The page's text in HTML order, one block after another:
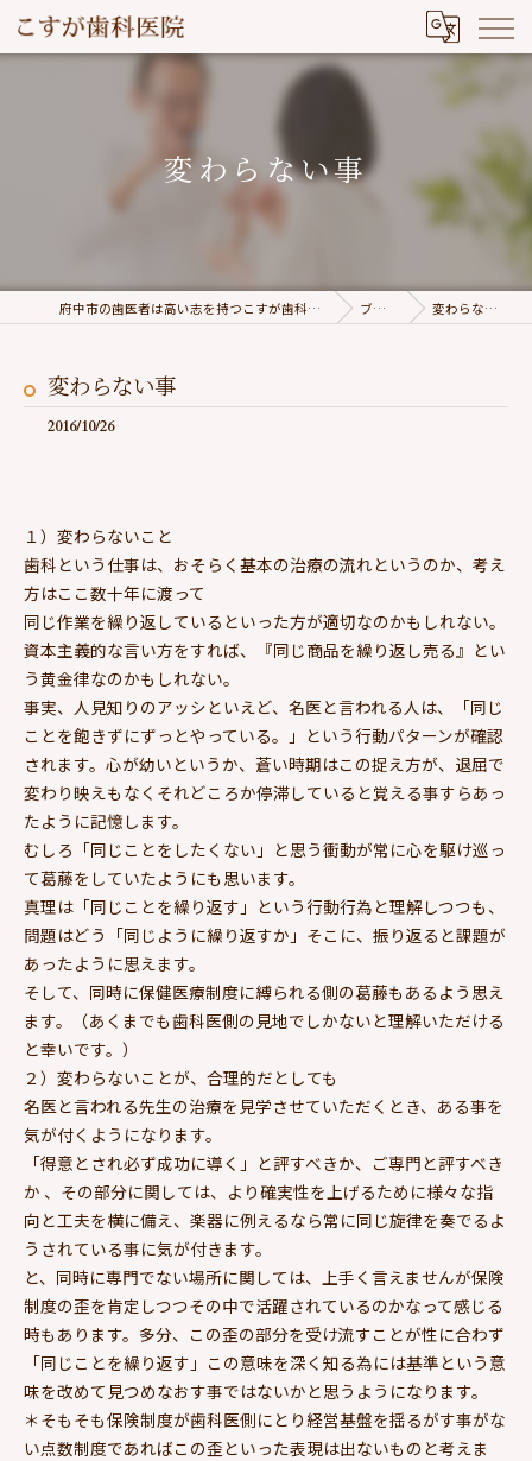
変わらない事
府中市の歯医者は高い志を持つこすが歯科医院 ブログ 変わらない事
変わらない事
2016/10/26
１）変わらないこと
歯科という仕事は、おそらく基本の治療の流れというのか、考え
方はここ数十年に渡って
同じ作業を繰り返しているといった方が適切なのかもしれない。
資本主義的な言い方をすれば、『同じ商品を繰り返し売る』とい
う黄金律なのかもしれない。
事実、人見知りのアッシといえど、名医と言われる人は、「同じ
ことを飽きずにずっとやっている。」という行動パターンが確認
されます。心が幼いというか、蒼い時期はこの捉え方が、退屈で
変わり映えもなくそれどころか停滞していると覚える事すらあっ
たように記憶します。
むしろ「同じことをしたくない」と思う衝動が常に心を駆け巡っ
て葛藤をしていたようにも思います。
真理は「同じことを繰り返す」という行動行為と理解しつつも、
問題はどう「同じように繰り返すか」そこに、振り返ると課題が
あったように思えます。
そして、同時に保健医療制度に縛られる側の葛藤もあるよう思え
ます。（あくまでも歯科医側の見地でしかないと理解いただける
と幸いです。）
２）変わらないことが、合理的だとしても
名医と言われる先生の治療を見学させていただくとき、ある事を
気が付くようになります。
「得意とされ必ず成功に導く」と評すべきか、ご専門と評すべき
か 、その部分に関しては、より確実性を上げるために様々な指
向と工夫を横に備え、楽器に例えるなら常に同じ旋律を奏でるよ
うされている事に気が付きます。
と、同時に専門でない場所に関しては、上手く言えませんが保険
制度の歪を肯定しつつその中で活躍されているのかなって感じる
時もあります。多分、この歪の部分を受け流すことが性に合わず
「同じことを繰り返す」この意味を深く知る為には基準という意
味を改めて見つめなおす事ではないかと思うようになります。
＊そもそも保険制度が歯科医側にとり経営基盤を揺るがす事がな
い点数制度であればこの歪といった表現は出ないものと考えま